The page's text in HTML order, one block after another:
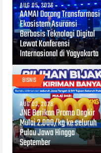
AUG 05, 2026
AAMAI Dorong Transformasi
Ekosistem Asuransi
Berbasis Teknologi Digital
Lewat Konferensi
Internasional di Yogyakarta
BISNIS
AUG 03, 2026
JNE Berikan Promo Ongkir
Mulai 2.000/kg ke seluruh
Pulau Jawa Hingga
September